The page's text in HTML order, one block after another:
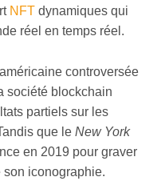
NFT dynamiques qui
réel en temps réel.
controversée
société blockchain
partiels sur les
que le New York
en 2019 pour graver
iconographie.